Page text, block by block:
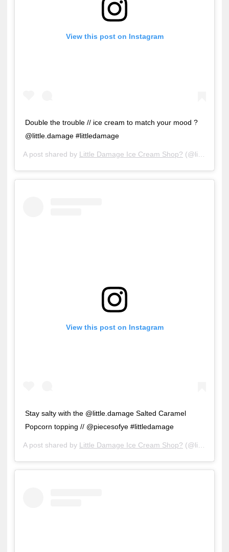
View this post on Instagram
Double the trouble // ice cream to match your mood ?
@little.damage #littledamage
A post shared by Little Damage Ice Cream Shop? (@little.damage) on
View this post on Instagram
Stay salty with the @little.damage Salted Caramel
Popcorn topping // @piecesofye #littledamage
A post shared by Little Damage Ice Cream Shop? (@little.damage) on